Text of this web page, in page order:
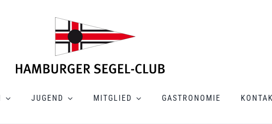
JUGEND MITGLIED GASTRONOMIE